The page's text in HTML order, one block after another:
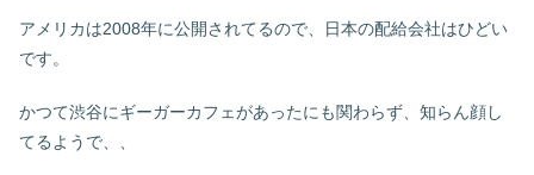
アメリカは2008年に公開されてるので、日本の配給会社はひどい
です。
かつて渋谷にギーガーカフェがあったにも関わらず、知らん顔し
てるようで、、